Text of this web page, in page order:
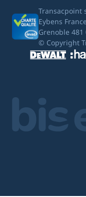
Transacpoint
Eybens France
Grenoble 481
© Copyright